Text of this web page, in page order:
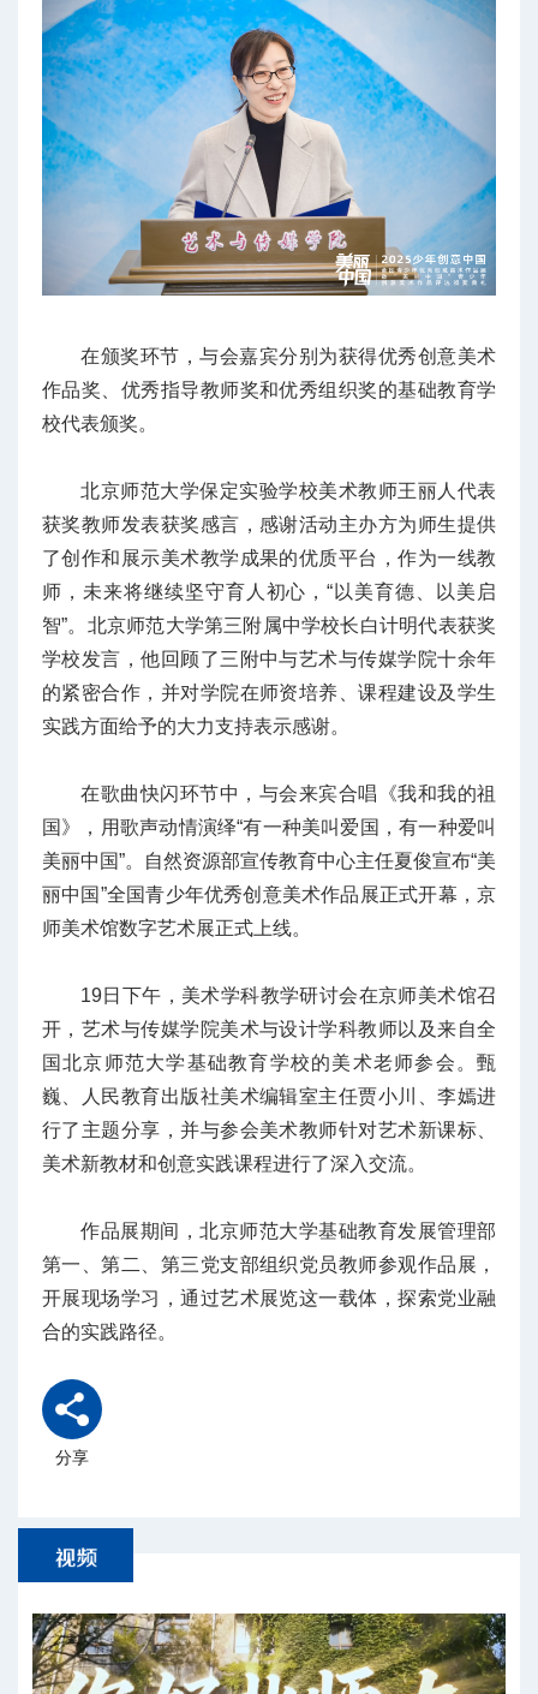
在颁奖环节，与会嘉宾分别为获得优秀创意美术
作品奖、优秀指导教师奖和优秀组织奖的基础教育学
校代表颁奖。
北京师范大学保定实验学校美术教师王丽人代表
获奖教师发表获奖感言，感谢活动主办方为师生提供
了创作和展示美术教学成果的优质平台，作为一线教
师，未来将继续坚守育人初心，“以美育德、以美启
智”。北京师范大学第三附属中学校长白计明代表获奖
学校发言，他回顾了三附中与艺术与传媒学院十余年
的紧密合作，并对学院在师资培养、课程建设及学生
实践方面给予的大力支持表示感谢。
在歌曲快闪环节中，与会来宾合唱《我和我的祖
国》，用歌声动情演绎“有一种美叫爱国，有一种爱叫
美丽中国”。
自然资源部宣传教育中心主任夏俊宣布“美
丽中国”全国青少年优秀创意美术作品展正式开幕，京
师美术馆数字艺术展正式上线。
19日下午，美术学科教学研讨会在京师美术馆召
开，艺术与传媒学院美术与设计学科教师以及来自全
国北京师范大学基础教育学校的美术老师参会。甄
巍、人民教育出版社美术编辑室主任贾小川、李嫣进
行了主题分享，并与参会美术教师针对艺术新课标、
美术新教材和创意实践课程进行了深入交流。
作品展期间，北京师范大学基础教育发展管理部
第一、第二、第三党支部组织党员教师参观作品展，
开展现场学习，通过艺术展览这一载体，探索党业融
合的实践路径。
分享